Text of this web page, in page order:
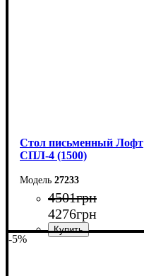
Стол письменный Лофт
СПЛ-4 (1500)
27233
4501грн
4276грн
-5%